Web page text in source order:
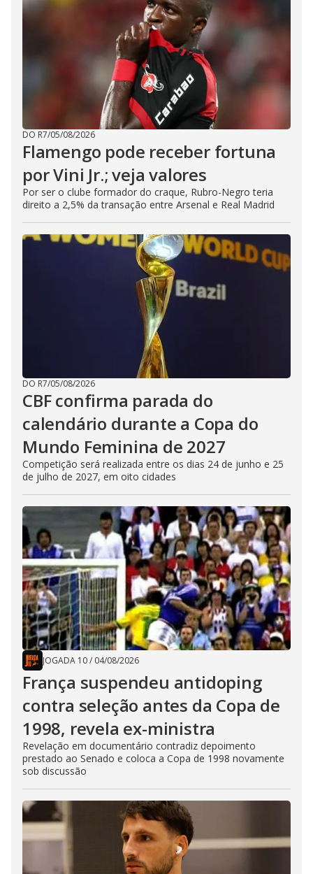
DO R7/05/08/2026
Flamengo pode receber fortuna
por Vini Jr.; veja valores
Por ser o clube formador do craque, Rubro-Negro teria
direito a 2,5% da transação entre Arsenal e Real Madrid
DO R7/05/08/2026
CBF confirma parada do
calendário durante a Copa do
Mundo Feminina de 2027
Competição será realizada entre os dias 24 de junho e 25
de julho de 2027, em oito cidades
JOGADA 10/ 04/08/2026
França suspendeu antidoping
contra seleção antes da Copa de
1998, revela ex-ministra
Revelação em documentário contradiz depoimento
prestado ao Senado e coloca a Copa de 1998 novamente
sob discussão